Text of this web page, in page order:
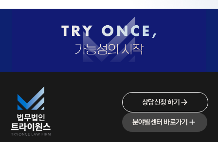
상담신청 하기
분야별센터 바로가기